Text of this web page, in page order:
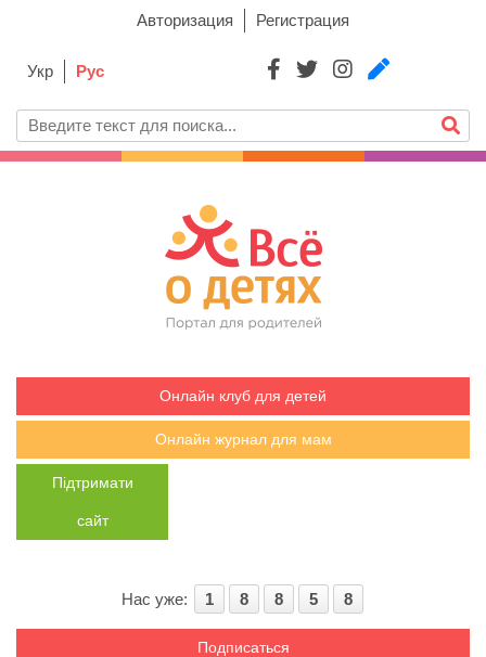
Авторизация Регистрация
Укр Рус
Онлайн клуб для детей
Онлайн журнал для мам
Підтримати
сайт
Нас уже: 1 8 8 5 8
Подписаться